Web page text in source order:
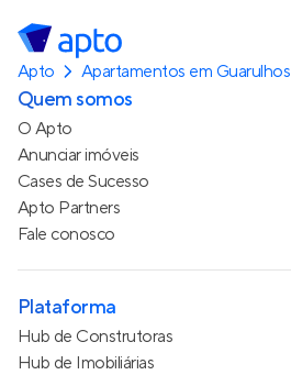
Apto Apartamentos em Guarulhos
Quem somos
O Apto
Anunciar imóveis
Cases de Sucesso
Apto Partners
Fale conosco
Plataforma
Hub de Construtoras
Hub de Imobiliárias